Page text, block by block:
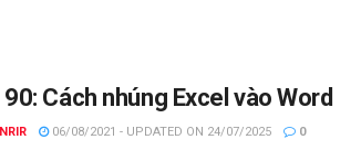
90: Cách nhúng Excel vào Word
06/08/2021 - UPDATED ON 24/07/2025 0